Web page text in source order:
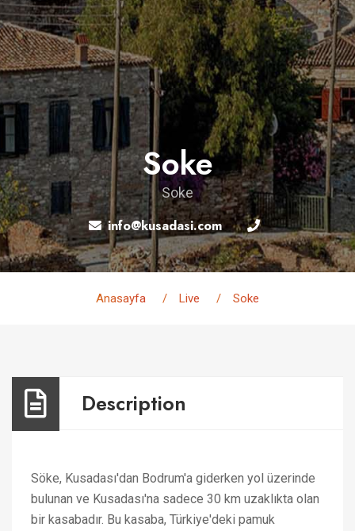
Soke
Soke
info@kusadasi.com
Anasayfa Live Soke
Description
Söke, Kusadası'dan Bodrum'a giderken yol üzerinde
bulunan ve Kusadası'na sadece 30 km uzaklıkta olan
bir kasabadır. Bu kasaba, Türkiye'deki pamuk